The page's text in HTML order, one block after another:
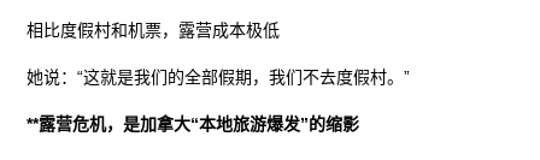
相比度假村和机票，露营成本极低
她说：“这就是我们的全部假期，我们不去度假村。”
**露营危机，是加拿大“本地旅游爆发”的缩影